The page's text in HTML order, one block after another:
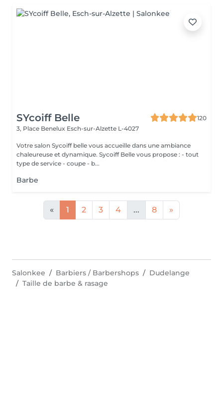
SYcoiff Belle
120
3, Place Benelux Esch-sur-Alzette L-4027
Votre salon Sycoiff belle vous accueille dans une ambiance
chaleureuse et dynamique. Sycoiff Belle vous propose : - tout
type de service - coupe - b...
Barbe
« 1 2 3 4 ... 8 »
Salonkee Barbiers / Barbershops
Dudelange
Taille de barbe & rasage